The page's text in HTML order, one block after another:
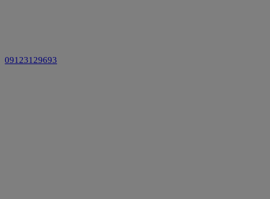
09123129693